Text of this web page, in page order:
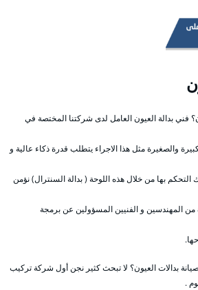
فني بدالة العيون العامل لدى شركتنا المختصة في
والصغيرة مثل هذا الاجراء يتطلب قدرة ذكاء عالية و
بها من خلال هذه اللوحة ( بدالة السنترال) نؤمن
من المهندسين و الفنيين المسؤولين عن برمجة
بدالات العيون؟ لا تبحث كثير نجن أول شركة تركيب
.